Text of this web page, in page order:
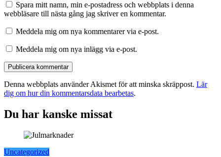
Spara mitt namn, min e-postadress och webbplats i denna
webbläsare till nästa gång jag skriver en kommentar.
Meddela mig om nya kommentarer via e-post.
Meddela mig om nya inlägg via e-post.
Denna webbplats använder Akismet för att minska skräppost. Lär
dig om hur din kommentarsdata bearbetas.
Du har kanske missat
Uncategorized